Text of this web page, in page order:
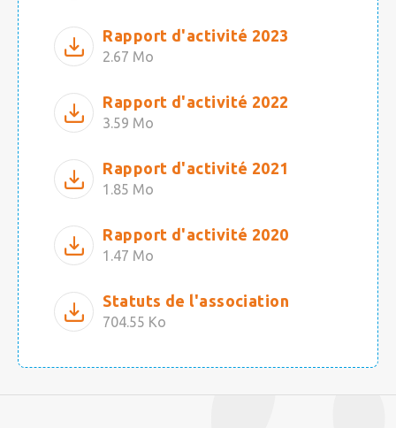
Rapport d'activité 2023
2.67 Mo
Rapport d'activité 2022
3.59 Mo
Rapport d'activité 2021
1.85 Mo
Rapport d'activité 2020
1.47 Mo
Statuts de l'association
704.55 Ko